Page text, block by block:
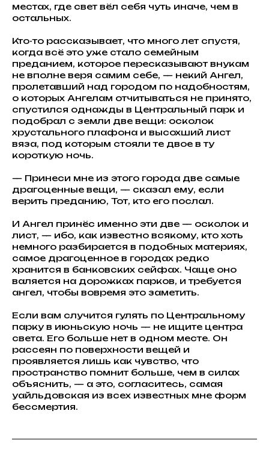
местах, где свет вёл себя чуть иначе, чем в
остальных.
Кто-то рассказывает, что много лет спустя,
когда всё это уже стало семейным
преданием, которое пересказывают внукам
не вполне веря самим себе, — некий Ангел,
пролетавший над городом по надобностям,
о которых Ангелам отчитываться не принято,
спустился однажды в Центральный парк и
подобрал с земли две вещи: осколок
хрустального плафона и высохший лист
вяза, под которым стояли те двое в ту
короткую ночь.
— Принеси мне из этого города две самые
драгоценные вещи, — сказал ему, если
верить преданию, Тот, кто его послал.
И Ангел принёс именно эти две — осколок и
лист, — ибо, как известно всякому, кто хоть
немного разбирается в подобных материях,
самое драгоценное в городах редко
хранится в банковских сейфах. Чаще оно
валяется на дорожках парков, и требуется
ангел, чтобы вовремя это заметить.
Если вам случится гулять по Центральному
парку в июньскую ночь — не ищите центра
света. Его больше нет в одном месте. Он
рассеян по поверхности вещей и
проявляется лишь как чувство, что
пространство помнит больше, чем в силах
объяснить, — а это, согласитесь, самая
уайльдовская из всех известных мне форм
бессмертия.